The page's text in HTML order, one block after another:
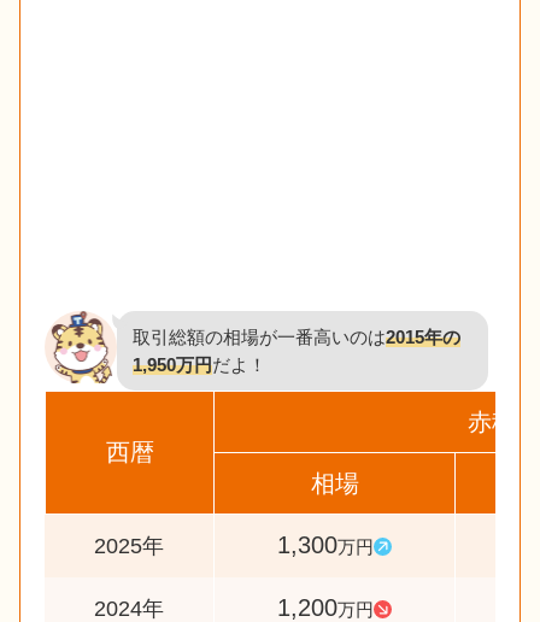
取引総額の相場が一番高いのは2015年の
1,950万円だよ！
西暦
赤穂市
相場
2025年 1,300万円
2024年 1,200万円